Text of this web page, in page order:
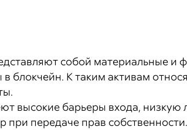
собой материальные и
блокчейн. К таким активам
высокие барьеры входа, низкую
при передаче прав